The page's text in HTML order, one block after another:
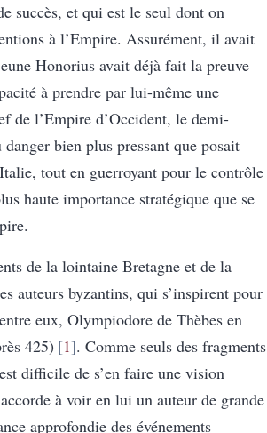
succès, et qui est le seul dont on
à l’Empire. Assurément, il avait
Honorius avait déjà fait la preuve
à prendre par lui-même une
de l’Empire d’Occident, le demi-
bien plus pressant que posait
tout en guerroyant pour le contrôle
haute importance stratégique que se
de la lointaine Bretagne et de la
auteurs byzantins, qui s’inspirent pour
eux, Olympiodore de Thèbes en
425) 1 . Comme seuls des fragments
difficile de s’en faire une vision
à voir en lui un auteur de grande
approfondie des événements